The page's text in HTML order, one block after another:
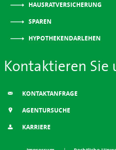
HAUSRATVERSICHERUNG
SPAREN
HYPOTHEKENDARLEHEN
Kontaktieren Sie
KONTAKTANFRAGE
AGENTURSUCHE
KARRIERE